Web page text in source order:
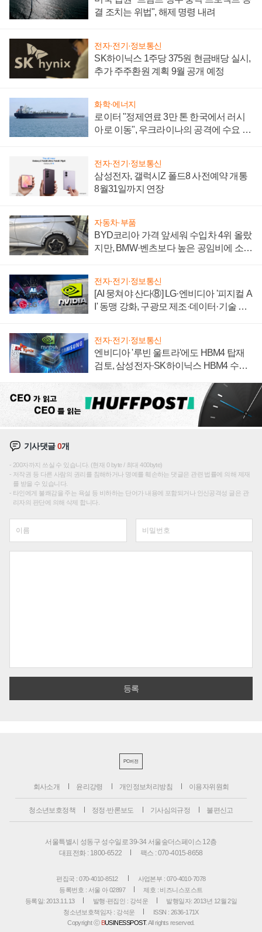
결 조치는 위법", 해제 명령 내려
전자·전기·정보통신
SK하이닉스 1주당 375원 현금배당 실시,
추가 주주환원 계획 9월 공개 예정
화학·에너지
로이터 "정제연료 3만 톤 한국에서 러시
아로 이동", 우크라이나의 공격에 수요 늘
전자·전기·정보통신
삼성전자, 갤럭시Z 폴드8 사전예약 개통
8월31일까지 연장
자동차·부품
BYD코리아 가격 앞세워 수입차 4위 올랐
지만, BMW·벤츠보다 높은 공임비에 소비
전자·전기·정보통신
[AI 뭉쳐야 산다⑧] LG·엔비디아 '피지컬 A
I' 동맹 강화, 구광모 제조·데이터·기술 결
전자·전기·정보통신
엔비디아 '루빈 울트라'에도 HBM4 탑재
검토, 삼성전자·SK하이닉스 HBM4 수율
기사댓글0개
200자까지 쓰실 수 있습니다. (현재 0 byte / 최대 400byte)
저작권 등 다른 사람의 권리를 침해하거나 명예를 훼손하는 댓글은 관련 법률에 의해 제재
를 받을 수 있습니다.
타인에게 불쾌감을 주는 욕설 등 비하하는 단어가 내용에 포함되거나 인신공격성 글은 관
리자의 판단에 의해 삭제 합니다.
PC버전
회사소개 윤리강령 개인정보처리방침 이용자위원회
청소년보호정책 정정·반론보도 기사심의규정 불편신고
서울특별시 성동구 성수일로 39-34 서울숲더스페이스 12층
대표전화 : 1800-6522
팩스 : 070-4015-8658
편집국 : 070-4010-8512
사업본부 : 070-4010-7078
등록번호 : 서울 아 02897
제호 : 비즈니스포스트
등록일: 2013.11.13
발행·편집인 : 강석운
발행일자: 2013년 12월 2일
청소년보호책임자 : 강석운
ISSN : 2636-171X
Copyright ⓒ BUSINESSPOST. All rights reserved.